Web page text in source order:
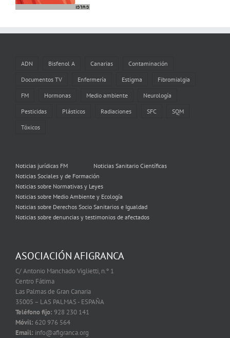
ADN Bisfenol A Canarias Contaminación
Documentos TV Enfermería Estigma Fibromialgia
FM Hormonas Medio ambiente Neurología
Pesticidas Plásticos Radiaciones SFC SQM
Tóxicos
Noticias jurídicas FM
Noticias Sanitario Científicas
Noticias Sociales y de Formación
Noticias sobre Normativas y Leyes
Noticias sobre Medio Ambiente y Ecología
Noticias sobre Derechos Socio Sanitarios e Igualdad
Noticias sobre denuncias y testimonios de afectados
ASOCIACIÓN AFIGRANCA
C/ Antonio Manchado Viglietti, n.º 1
Centro Fátima
Las Palmas de Gran Canaria
35005 – LAS PALMAS - ESPAÑA
Teléfono fijo: 928 230 141
Móvil: 620 976 564
Email: info@afigranca.org